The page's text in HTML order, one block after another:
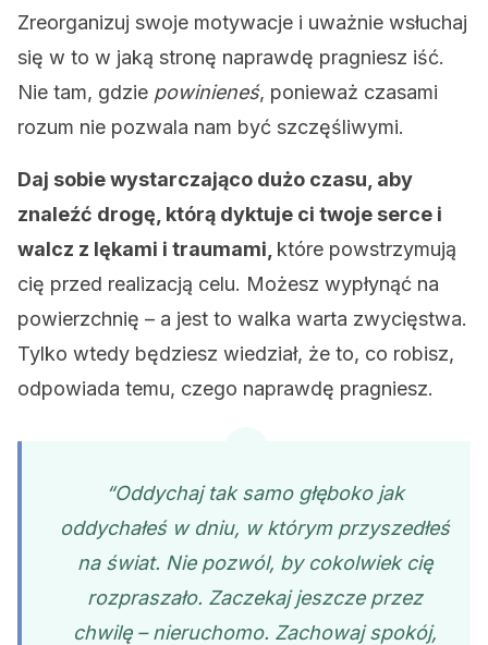
Zreorganizuj swoje motywacje i uważnie wsłuchaj
się w to w jaką stronę naprawdę pragniesz iść.
Nie tam, gdzie powinieneś, ponieważ czasami
rozum nie pozwala nam być szczęśliwymi.
Daj sobie wystarczająco dużo czasu, aby
znaleźć drogę, którą dyktuje ci twoje serce i
walcz z lękami i traumami, które powstrzymują
cię przed realizacją celu. Możesz wypłynąć na
powierzchnię – a jest to walka warta zwycięstwa.
Tylko wtedy będziesz wiedział, że to, co robisz,
odpowiada temu, czego naprawdę pragniesz.
“Oddychaj tak samo głęboko jak
oddychałeś w dniu, w którym przyszedłeś
na świat. Nie pozwól, by cokolwiek cię
rozpraszało. Zaczekaj jeszcze przez
chwilę – nieruchomo. Zachowaj spokój,